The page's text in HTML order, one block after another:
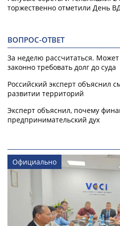
торжественно отметили День
ВОПРОС-ОТВЕТ
За неделю рассчитаться.
законно требовать долг до суда
Российский эксперт объяснил
развитии территорий
Эксперт объяснил, почему
предпринимательский дух
Официально